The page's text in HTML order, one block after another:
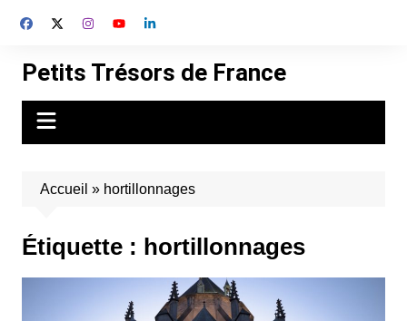
Petits Trésors de France
Accueil » hortillonnages
Étiquette : hortillonnages